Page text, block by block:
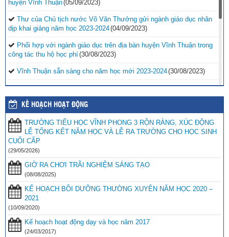
huyện Vĩnh Thuận(05/09/2023)
Thư của Chủ tịch nước Võ Văn Thưởng gửi ngành giáo dục nhân
dịp khai giảng năm học 2023-2024(04/09/2023)
Phối hợp với ngành giáo dục trên địa bàn huyện Vĩnh Thuận trong
công tác thu hộ học phí(30/08/2023)
Vĩnh Thuận sẵn sàng cho năm học mới 2023-2024(30/08/2023)
Tổng kết năm học 2022-2023 và triển khai phương hướng, nhiệm
vụ trọng tâm năm học 2023-2024(30/08/2023)
Trao 20 suất quà cho học sinh có hoàn cảnh khó khăn trước thềm
năm học mới(25/08/2023)
Toà án nhân dân tỉnh Kiên Giang tặng Quỹ khuyến học huyện Vĩnh
Thuận trước thềm năm học 2023-2024
Đẩy nhanh tiến độ thi công “Công trình xây nhà khuyến học năm
2023” tặng học sinh nghèo vượt khó học giỏi hiện chưa có nhà
ở(10/08/2023)
KẾ HOẠCH HOẠT ĐỘNG
TRƯỜNG TIỂU HỌC VĨNH PHONG 3 RỘN RÀNG, XÚC ĐỘNG
LỄ TỔNG KẾT NĂM HỌC VÀ LỄ RA TRƯỜNG CHO HỌC SINH
CUỐI CẤP
(29/05/2026)
GIỜ RA CHƠI TRÃI NGHIỆM SÁNG TẠO
(08/08/2025)
KẾ HOẠCH BỒI DƯỠNG THƯỜNG XUYÊN NĂM HỌC 2020 –
2021
(10/09/2020)
Kế hoạch hoạt động dạy và học năm 2017
(24/03/2017)